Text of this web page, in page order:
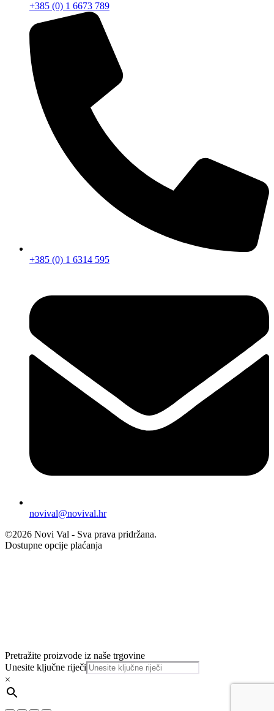
+385 (0) 1 6673 789
+385 (0) 1 6314 595
novival@novival.hr
©2026 Novi Val - Sva prava pridržana.
Dostupne opcije plaćanja
Pretražite proizvode iz naše trgovine
Unesite ključne riječi
×